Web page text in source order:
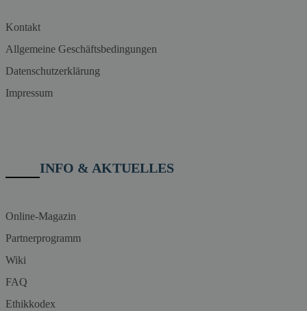
Kontakt
Allgemeine Geschäftsbedingungen
Datenschutzerklärung
Impressum
INFO & AKTUELLES
Online-Magazin
Partnerprogramm
Wiki
FAQ
Ethikkodex